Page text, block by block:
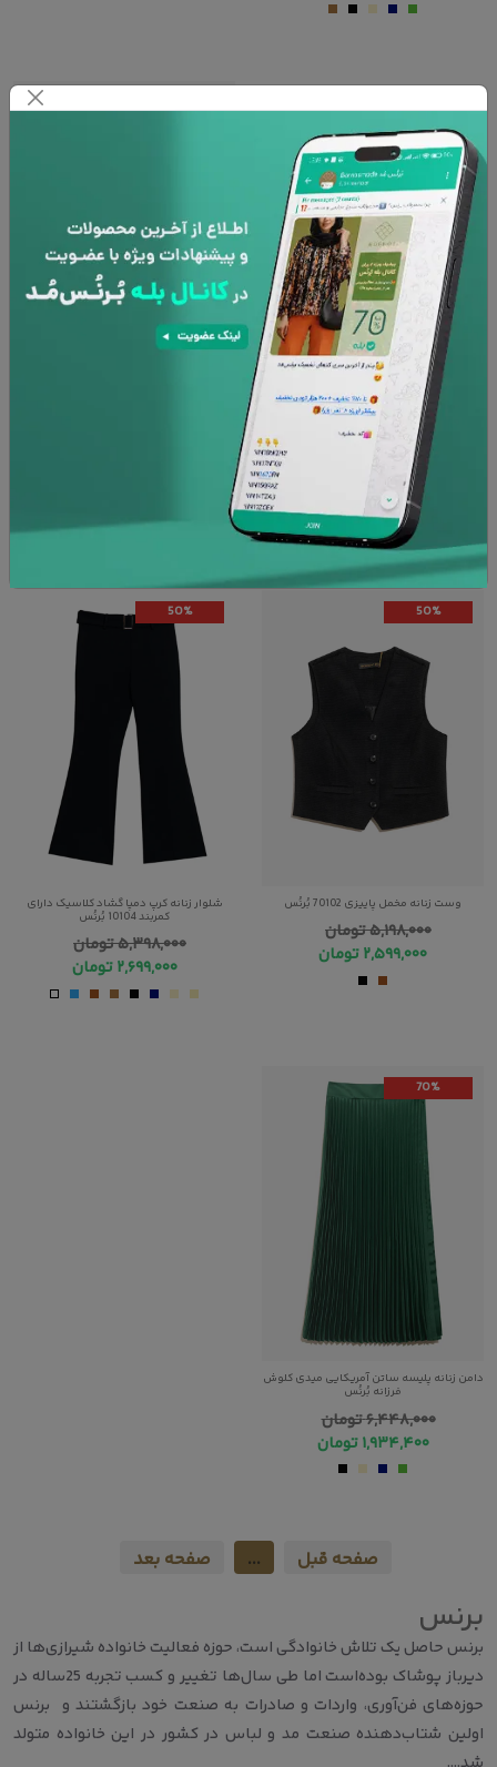
تونیک زنانه سایز بزرگ کرپ طرحدار آستین بلند
50103 بُرنُس
۵,۰۴۸,۰۰۰تومان
۱,۲۶۲,۰۰۰
50%
وست زنانه مخمل پاییزی 70102 بُرنُس
۵,۱۹۸,۰۰۰تومان
۲,۵۹۹,۰۰۰تومان
50%
شلوار زنانه کرپ دمپا گشاد کلاسیک دارای
کمربند 10104 بُرنُس
۵,۳۹۸,۰۰۰تومان
۲,۶۹۹,۰۰۰ تومان
70%
دامن زنانه پلیسه ساتن آمریکایی میدی کلوش
فرزانه بُرنُس
۶,۴۴۸,۰۰۰تومان
۱,۹۳۴,۴۰۰ تومان
صفحه قبل ... صفحه بعد
برنس
برنس حاصل یک تلاش خانوادگی‌ است، حوزه فعالیت خانواده شیرازی‌ها از
دیرباز پوشاک بوده‌است اما طی سال‌ها تغییر و کسب تجربه 25ساله در
حوزه‌های فن‌آوری، واردات و صادرات به صنعت خود بازگشتند و برنس
اولین شتاب‌دهنده صنعت مد و لباس در کشور در این خانواده متولد